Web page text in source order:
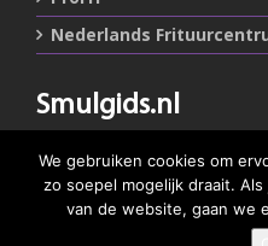
Nederlands
Smulgids.nl
Blaarthemseweg 72
5502 JW Veldhoven
We gebruiken cookies om
zo soepel mogelijk draait.
van de website, gaan we